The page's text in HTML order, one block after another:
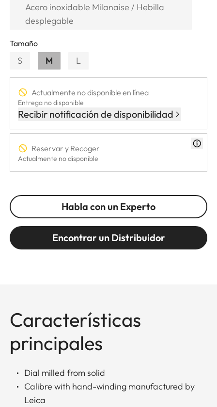
Acero inoxidable Milanaise / Hebilla
desplegable
Tamaño
S M L
Actualmente no disponible en línea
Entrega no disponible
Recibir notificación de disponibilidad
Reservar y Recoger
Actualmente no disponible
Habla con un Experto
Encontrar un Distribuidor
Características
principales
Dial milled from solid
Calibre with hand-winding manufactured by
Leica